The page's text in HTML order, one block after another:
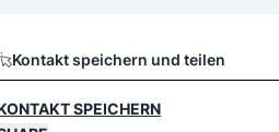
Kontakt speichern und teilen
SPEICHERN